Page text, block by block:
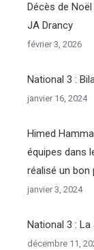
Décès de
JA Drancy
février 3, 2026
National 3 :
janvier 16, 2024
Himed
équipes dans
réalisé un bon
janvier 3, 2024
National 3 :
décembre 11,